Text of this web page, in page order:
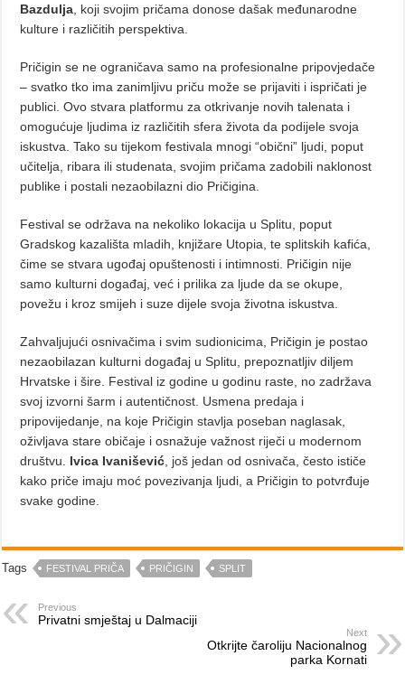
Bazdulja , koji svojim pričama donose dašak međunarodne
kulture i različitih perspektiva.
Pričigin se ne ograničava samo na profesionalne pripovjedače
– svatko tko ima zanimljivu priču može se prijaviti i ispričati je
publici. Ovo stvara platformu za otkrivanje novih talenata i
omogućuje ljudima iz različitih sfera života da podijele svoja
iskustva. Tako su tijekom festivala mnogi “obični” ljudi, poput
učitelja, ribara ili studenata, svojim pričama zadobili naklonost
publike i postali nezaobilazni dio Pričigina.
Festival se održava na nekoliko lokacija u Splitu, poput
Gradskog kazališta mladih, knjižare Utopia, te splitskih kafića,
čime se stvara ugođaj opuštenosti i intimnosti. Pričigin nije
samo kulturni događaj, već i prilika za ljude da se okupe,
povežu i kroz smijeh i suze dijele svoja životna iskustva.
Zahvaljujući osnivačima i svim sudionicima, Pričigin je postao
nezaobilazan kulturni događaj u Splitu, prepoznatljiv diljem
Hrvatske i šire. Festival iz godine u godinu raste, no zadržava
svoj izvorni šarm i autentičnost. Usmena predaja i
pripovijedanje, na koje Pričigin stavlja poseban naglasak,
oživljava stare običaje i osnažuje važnost riječi u modernom
društvu. Ivica Ivanišević , još jedan od osnivača, često ističe
kako priče imaju moć povezivanja ljudi, a Pričigin to potvrđuje
svake godine.
Tags FESTIVAL PRIČA PRIČIGIN SPLIT
Previous
Privatni smještaj u Dalmaciji
Next
Otkrijte čaroliju Nacionalnog
parka Kornati